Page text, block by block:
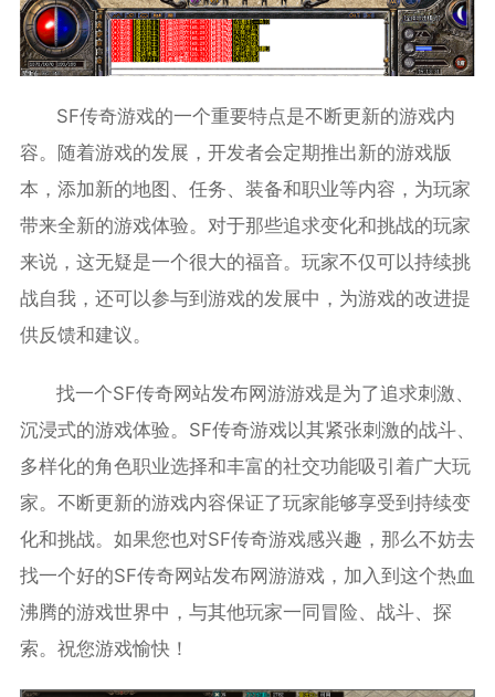
SF传奇游戏的一个重要特点是不断更新的游戏内
容。随着游戏的发展，开发者会定期推出新的游戏版
本，添加新的地图、任务、装备和职业等内容，为玩家
带来全新的游戏体验。对于那些追求变化和挑战的玩家
来说，这无疑是一个很大的福音。玩家不仅可以持续挑
战自我，还可以参与到游戏的发展中，为游戏的改进提
供反馈和建议。
找一个SF传奇网站发布网游游戏是为了追求刺激、
沉浸式的游戏体验。SF传奇游戏以其紧张刺激的战斗、
多样化的角色职业选择和丰富的社交功能吸引着广大玩
家。不断更新的游戏内容保证了玩家能够享受到持续变
化和挑战。如果您也对SF传奇游戏感兴趣，那么不妨去
找一个好的SF传奇网站发布网游游戏，加入到这个热血
沸腾的游戏世界中，与其他玩家一同冒险、战斗、探
索。祝您游戏愉快！